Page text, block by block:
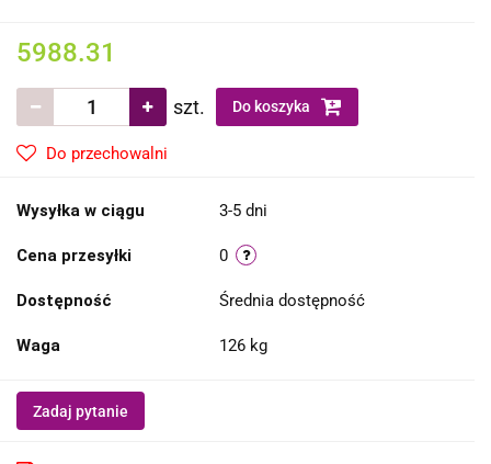
5988.31
szt. Do koszyka
Do przechowalni
Wysyłka w ciągu 3-5 dni
Cena przesyłki 0
Dostępność Średnia dostępność
Waga 126 kg
Zadaj pytanie